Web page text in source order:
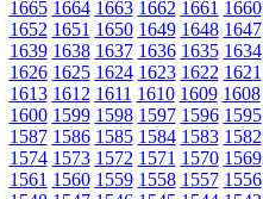
1665 1664 1663 1662 1661 1660
1652 1651 1650 1649 1648 1647
1639 1638 1637 1636 1635 1634
1626 1625 1624 1623 1622 1621
1613 1612 1611 1610 1609 1608
1600 1599 1598 1597 1596 1595
1587 1586 1585 1584 1583 1582
1574 1573 1572 1571 1570 1569
1561 1560 1559 1558 1557 1556